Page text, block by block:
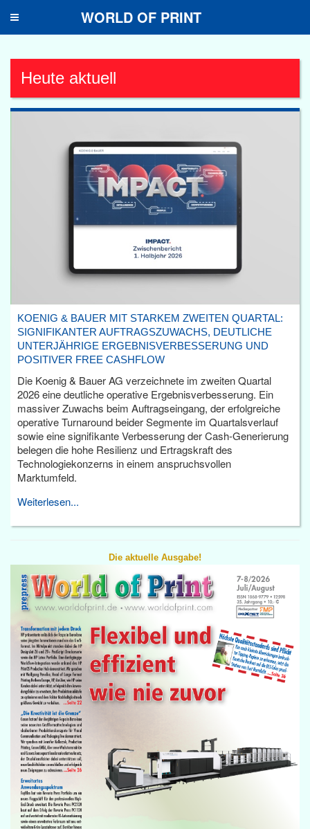
Toggle
WORLD OF PRINT
Heute aktuell
KOENIG & BAUER MIT STARKEM ZWEITEN QUARTAL:
SIGNIFIKANTER AUFTRAGSZUWACHS, DEUTLICHE
UNTERJÄHRIGE ERGEBNISVERBESSERUNG UND
POSITIVER FREE CASHFLOW
Die Koenig & Bauer AG verzeichnete im zweiten Quartal
2026 eine deutliche operative Ergebnisverbesserung. Ein
massiver Zuwachs beim Auftragseingang, der erfolgreiche
operative Turnaround beider Segmente im Quartalsverlauf
sowie eine signifikante Verbesserung der Cash-Generierung
belegen die hohe Resilienz und Ertragskraft des
Technologiekonzerns in einem anspruchsvollen
Marktumfeld.
Weiterlesen...
Die aktuelle Ausgabe!